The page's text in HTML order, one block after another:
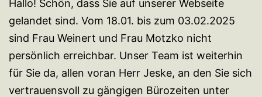
Hallo! Schön, dass Sie auf unserer Webseite
gelandet sind. Vom 18.01. bis zum 03.02.2025
sind Frau Weinert und Frau Motzko nicht
persönlich erreichbar. Unser Team ist weiterhin
für Sie da, allen voran Herr Jeske, an den Sie sich
vertrauensvoll zu gängigen Bürozeiten unter